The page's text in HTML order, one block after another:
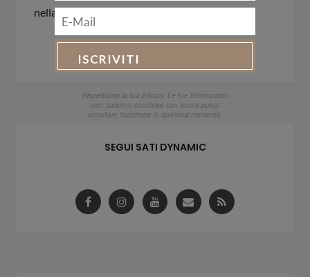
CONSAPEVOLEZZAINMOVIMENTO
SEGUI SATI DYNAMIC
Rispettiamo la tua privacy. Le tue informazioni
non saranno condivise con terzi e potrai
annullare l'iscrizione in qualsiasi momento.